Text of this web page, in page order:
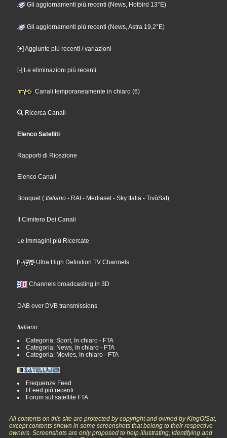
Gli aggiornamenti più recenti (News, Hotbird 13°E)
Gli aggiornamenti più recenti (News, Astra 19,2°E)
[+] Aggiunte più recenti / variazioni
[-] Le eliminazioni più recenti
Canali temporaneamente in chiaro (6)
Ricerca Canali
Elenco Satelliti
Rapporti di Ricezione
Elenco Canali
Bouquet( Italiano - RAI - Mediaset- Sky Italia - TivùSat)
Il Cimitero Dei Canali
Le Immagini più Ricercate
Ultra High Definition TV Channels
Channels broadcasting in 3D
DAB over DVB transmissions
Italiano
Categoria: Sport, In chiaro - FTA
Categoria: News, In chiaro - FTA
Categoria: Movies, In chiaro - FTA
Frequenze Feed
I Feed più recenti
Forum sul satellite FTA
All contents on this site are protected by copyright and owned by KingOfSat,
except contents shown in some screenshots that belong to their respective
owners. Screenshots are only proposed to help illustrating, identifying and